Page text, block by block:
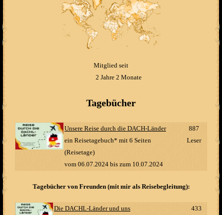
Mitglied seit
2 Jahre 2 Monate
Tagebücher
Unsere Reise durch die DACH-Länder
ein Reisetagebuch* mit 6 Seiten
(Reisetage)
vom 06.07.2024 bis zum 10.07.2024
887
Leser
Tagebücher von Freunden (mit mir als Reisebegleitung):
Die DACHL-Länder und uns 433